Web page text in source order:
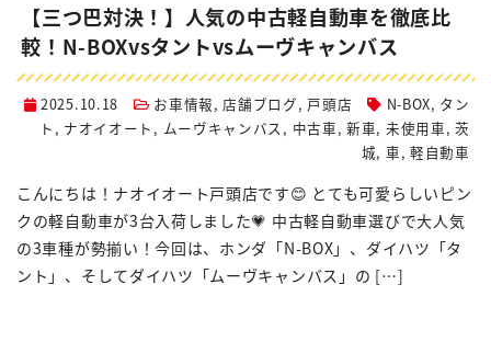
【三つ巴対決！】人気の中古軽自動車を徹底比
較！N-BOXvsタントvsムーヴキャンバス
2025.10.18 お車情報, 店舗ブログ, 戸頭店 N-BOX, タン
ト , ナオイオート , ムーヴキャンバス , 中古車,新車, 未使用車,茨
城, 車, 軽自動車
こんにちは！ナオイオート戸頭店です😊 とても可愛らしいピン
クの軽自動車が3台入荷しました💗 中古軽自動車選びで大人気
の3車種が勢揃い！今回は、ホンダ「N-BOX」、ダイハツ「タ
ント」、そしてダイハツ「ムーヴキャンバス」の […]